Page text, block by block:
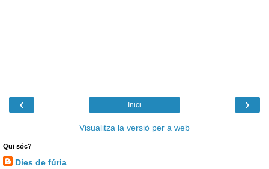
‹ ›
Inici
Visualitza la versió per a web
Qui sóc?
Dies de fúria